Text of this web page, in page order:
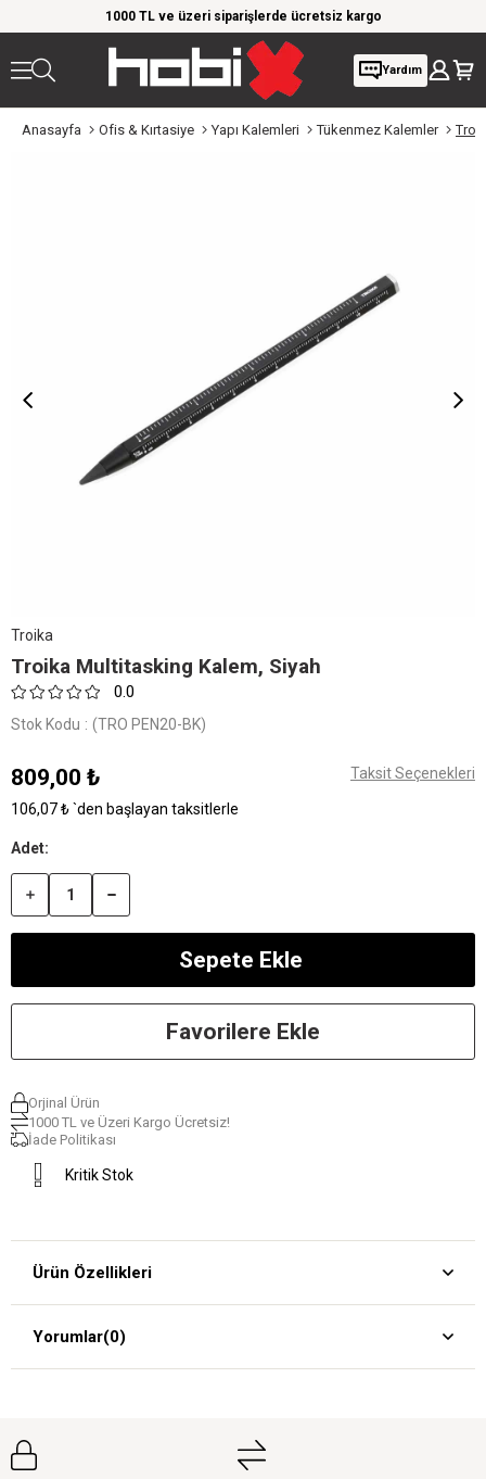
1000 TL ve üzeri siparişlerde ücretsiz kargo
Yardım
Anasayfa Ofis & Kırtasiye Yapı Kalemleri Tükenmez Kalemler
Troika
Troika Multitasking Kalem, Siyah
0.0
Stok Kodu (TRO PEN20-BK)
809,00 ₺ Taksit Seçenekleri
106,07 ₺`den başlayan taksitlerle
Favorilere Ekle
Orjinal Ürün
1000 TL ve Üzeri Kargo Ücretsiz!
İade Politikası
Kritik Stok
Ürün Özellikleri
Yorumlar(0)